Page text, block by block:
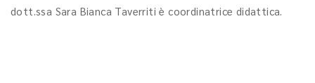
dott.ssa Sara Bianca Taverriti è coordinatrice didattica.